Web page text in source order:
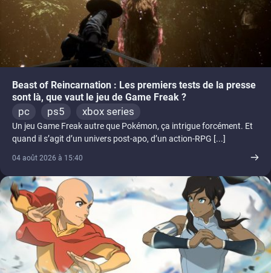
Beast of Reincarnation : Les premiers tests de la presse
sont là, que vaut le jeu de Game Freak ?
pc ps5 xbox series
Un jeu Game Freak autre que Pokémon, ça intrigue forcément. Et
quand il s’agit d’un univers post-apo, d’un action-RPG [...]
04 août 2026 à 15:40